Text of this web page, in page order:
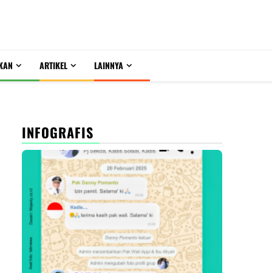
ARTIKEL LAINNYA
INFOGRAFIS